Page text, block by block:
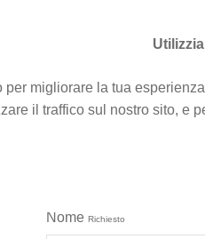
NomeRichiesto
migliorare la tua
il traffico sul nostro sito, e